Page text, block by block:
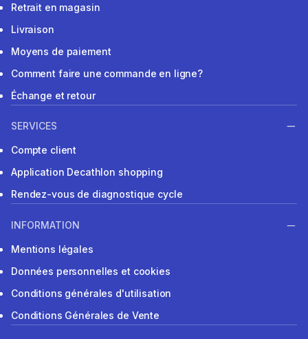
Retrait en magasin
Livraison
Moyens de paiement
Comment faire une commande en ligne?
Échange et retour
SERVICES
Compte client
Application Decathlon shopping
Rendez-vous de diagnostique cycle
INFORMATION
Mentions légales
Données personnelles et cookies
Conditions générales d'utilisation
Conditions Générales de Vente